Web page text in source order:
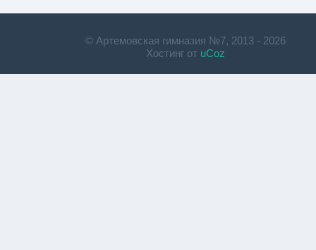
© Артемовская гимназия №7, 2013 - 2026
Хостинг от uCoz